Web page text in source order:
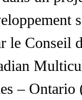
le Conseil
– Ontario